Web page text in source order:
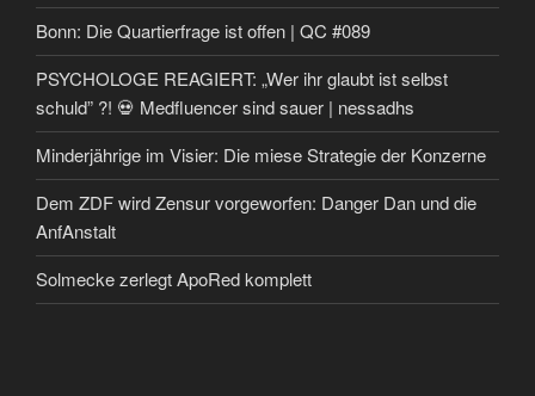
Bonn: Die Quartierfrage ist offen | QC #089
PSYCHOLOGE REAGIERT: „Wer ihr glaubt ist selbst
schuld” ?! 💀 Medfluencer sind sauer | nessadhs
Minderjährige im Visier: Die miese Strategie der Konzerne
Dem ZDF wird Zensur vorgeworfen: Danger Dan und die
AnfAnstalt
Solmecke zerlegt ApoRed komplett